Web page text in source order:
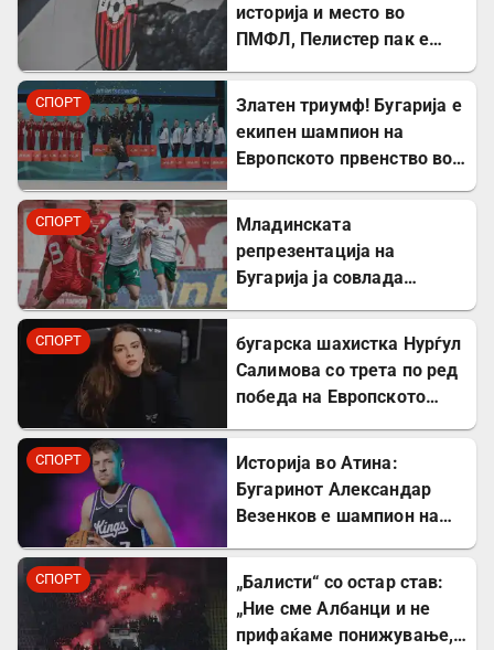
историја и место во
ПМФЛ, Пелистер пак e
СПОРТ
Златен триумф! Бугарија е
екипен шампион на
Европското првенство во
СПОРТ
Младинската
репрезентација на
Бугарија ја совлада
СПОРТ
бугарска шахистка Нурѓул
Салимова со трета по ред
победа на Европското
Грузија
СПОРТ
Историја во Атина:
Бугаринот Александар
Везенков е шампион на
СПОРТ
„Балисти“ со остар став:
„Ние сме Албанци и не
прифаќаме понижување,